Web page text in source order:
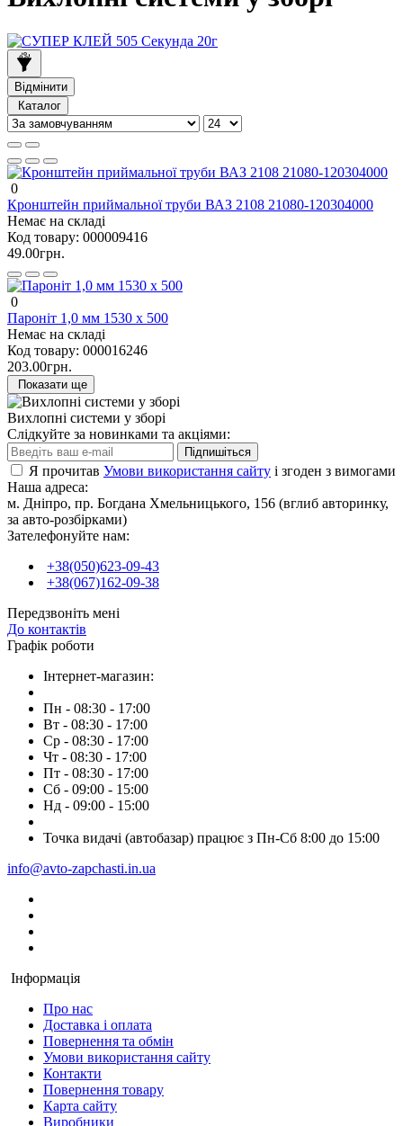
Відмінити
Каталог
0
Кронштейн приймальної труби ВАЗ 2108 21080-120304000
Немає на складі
Код товару: 000009416
49.00грн.
0
Пароніт 1,0 мм 1530 х 500
Немає на складі
Код товару: 000016246
203.00грн.
Показати ще
Вихлопні системи у зборі
Слідкуйте за новинками та акціями:
Підпишіться
Я прочитав Умови використання сайту і згоден з вимогами
Наша адреса:
м. Дніпро, пр. Богдана Хмельницького, 156 (вглиб авторинку,
за авто-розбірками)
Зателефонуйте нам:
+38(050)623-09-43
+38(067)162-09-38
Передзвоніть мені
До контактів
Графік роботи
Інтернет-магазин:
Пн - 08:30 - 17:00
Вт - 08:30 - 17:00
Ср - 08:30 - 17:00
Чт - 08:30 - 17:00
Пт - 08:30 - 17:00
Сб - 09:00 - 15:00
Нд - 09:00 - 15:00
Точка видачі (автобазар) працює з Пн-Сб 8:00 до 15:00
info@avto-zapchasti.in.ua
Інформація
Про нас
Доставка і оплата
Повернення та обмін
Умови використання сайту
Контакти
Повернення товару
Карта сайту
Виробники